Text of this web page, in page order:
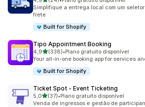
24 avaliações ao todo
Simplifique a entrega local com um
frete
Built for Shopify
Tipo Appointment Booking
4,9de 5 estrelas
(338)
338 avaliações ao todo
•Plano gratuito disponível
Your all-in-one booking app for services
Built for Shopify
Ticket Spot ‑ Event Ticketing
5,0de 5 estrelas
(37)
37 avaliações ao todo
•Plano gratuito disponível
Venda de ingressos e gestão de